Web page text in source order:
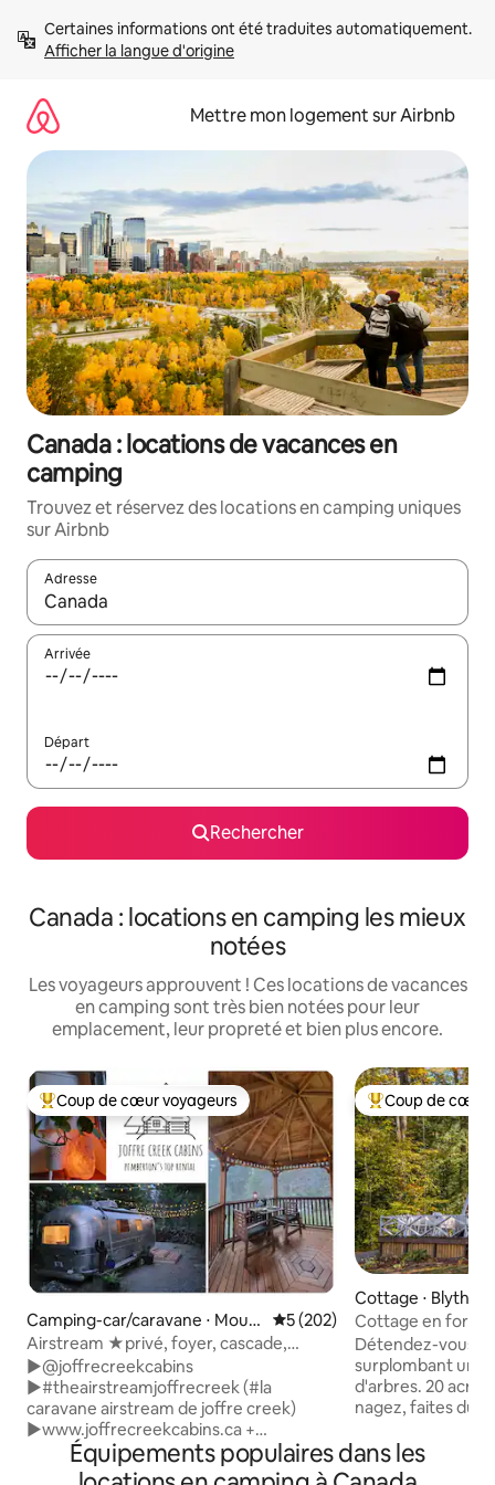
directement
Afficher la langue d'origine
Mettre mon logement sur Airbnb
Canada : locations de vacances en
camping
Trouvez et réservez des locations en camping uniques
sur Airbnb
Adresse
Lorsque les résultats s'affichent, utilisez les flèches vers le
Arrivée
Départ
Rechercher
Canada : locations en camping les mieux
notées
Les voyageurs approuvent ! Ces locations de vacances
en camping sont très bien notées pour leur
emplacement, leur propreté et bien plus encore.
Coups de cœur voyageurs les plus appréciés
Coup de cœur voyageurs
Camping-car/caravane ⋅ Moun
t Currie
Évaluation moyenne sur la
5 (202)
Airstream ★privé, foyer, cascade,
projecteur
►@joffrecreekcabins
►#theairstreamjoffrecreek (#la
caravane airstream de joffre creek)
►www.joffrecreekcabins.ca +
3 logements locatifs sur 3,5 acres +
situation privée + authentique Airstream
Coups de cœur
Coup de cœur
Cottage ⋅ Blyth
Cottage en
Détendez-vous
surplombant un
d'arbres. 20
nagez, faites du
canards, les
oiseaux, les
Équipements populaires dans les